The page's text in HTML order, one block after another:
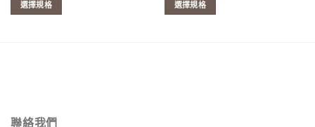
選擇規格
式。
選擇規格
聯絡我們